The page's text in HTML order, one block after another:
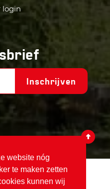
website nóg
te maken zetten
kunnen wij
login
Inschrijven